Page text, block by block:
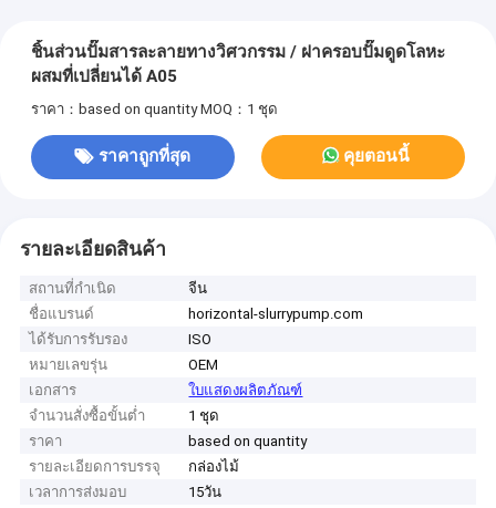
ชิ้นส่วนปั๊มสารละลายทางวิศวกรรม / ฝาครอบปั๊มดูดโลหะ
ผสมที่เปลี่ยนได้ A05
ราคา：based on quantity MOQ：1 ชุด
ราคาถูกที่สุด คุยตอนนี้
รายละเอียดสินค้า
สถานที่กำเนิด
จีน
ชื่อแบรนด์
horizontal-slurrypump.com
ได้รับการรับรอง
ISO
หมายเลขรุ่น
OEM
เอกสาร
ใบแสดงผลิตภัณฑ์
จำนวนสั่งซื้อขั้นต่ำ
1 ชุด
ราคา
based on quantity
รายละเอียดการบรรจุ
กล่องไม้
เวลาการส่งมอบ
15วัน